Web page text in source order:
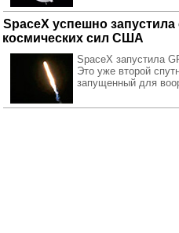
SpaceX успешно запустила
космических сил США
SpaceX запустила
Это уже второй
запущенный для